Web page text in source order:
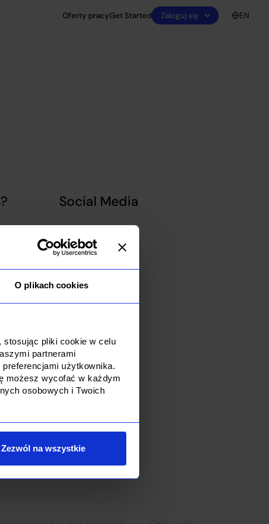
O plikach cookies
stosując pliki cookie w celu
partnerami
użytkownika.
możesz wycofać w każdym
osobowych i Twoich
Zezwól na wszystkie
Oferty pracyGet Started Zaloguj się EN
Social Media
Linkedin
Facebook
Instagram
Discord